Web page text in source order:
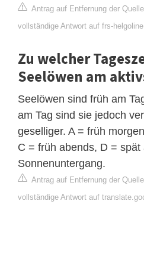
Antrag auf Entfernung der Quelle
vollständige Antwort auf frs-
Zu welcher
Seelöwen am
Seelöwen sind früh am
am Tag sind sie jedoch
geselliger. A = früh
C = früh abends, D =
Sonnenuntergang.
Antrag auf Entfernung der Quelle
vollständige Antwort auf